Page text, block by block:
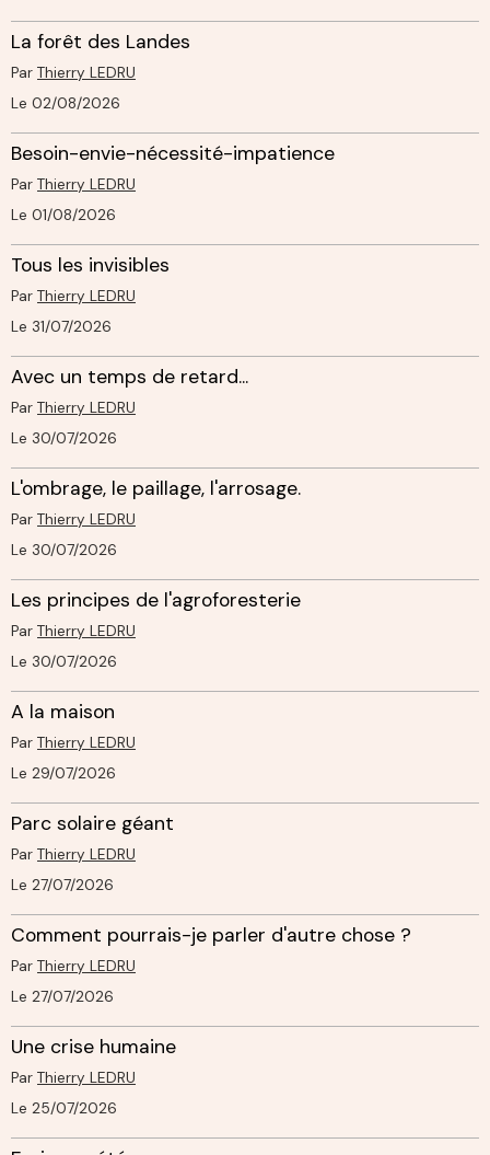
La forêt des Landes
Par Thierry LEDRU
Le 02/08/2026
Besoin-envie-nécessité-impatience
Par Thierry LEDRU
Le 01/08/2026
Tous les invisibles
Par Thierry LEDRU
Le 31/07/2026
Avec un temps de retard...
Par Thierry LEDRU
Le 30/07/2026
L'ombrage, le paillage, l'arrosage.
Par Thierry LEDRU
Le 30/07/2026
Les principes de l'agroforesterie
Par Thierry LEDRU
Le 30/07/2026
A la maison
Par Thierry LEDRU
Le 29/07/2026
Parc solaire géant
Par Thierry LEDRU
Le 27/07/2026
Comment pourrais-je parler d'autre chose ?
Par Thierry LEDRU
Le 27/07/2026
Une crise humaine
Par Thierry LEDRU
Le 25/07/2026